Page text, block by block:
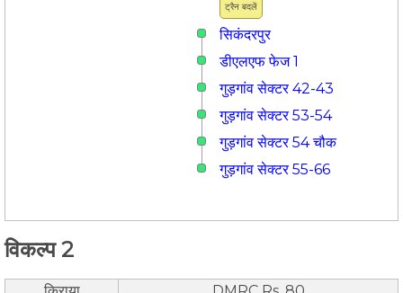
ट्रैन बदलें
सिकंदरपुर
डीएलएफ फेज 1
गुड़गांव सेक्टर 42-43
गुड़गांव सेक्टर 53-54
गुड़गांव सेक्टर 54 चौक
गुड़गांव सेक्टर 55-66
विकल्प 2